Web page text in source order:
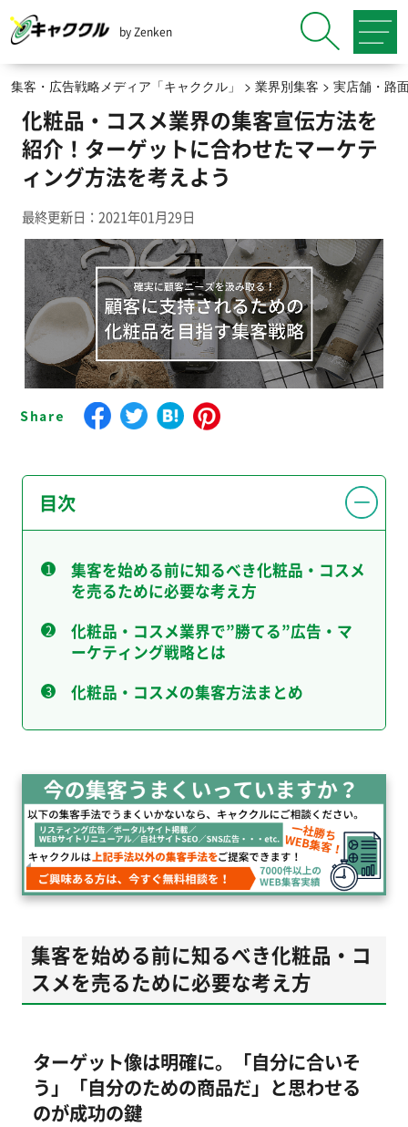
by Zenken
集客・広告戦略メディア「キャククル」 > 業界別集客 > 実店舗・路
化粧品・コスメ業界の集客宣伝方法を
紹介！ターゲットに合わせたマーケテ
ィング方法を考えよう
最終更新日：2021年01月29日
目次
集客を始める前に知るべき化粧品・コスメ
を売るために必要な考え方
化粧品・コスメ業界で”勝てる”広告・マ
ーケティング戦略とは
化粧品・コスメの集客方法まとめ
集客を始める前に知るべき化粧品・コ
スメを売るために必要な考え方
ターゲット像は明確に。「自分に合いそ
う」「自分のための商品だ」と思わせる
のが成功の鍵